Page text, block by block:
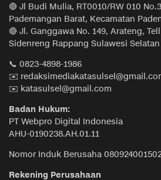
🔴 Jl Budi Mulia, RT0010/RW 010
Pademangan Barat, Kecamatan
🔴 Jl. Ganggawa No. 149, Arateng,
Sidenreng Rappang Sulawesi Selatan
📞 0823-4898-1986
✉️
✉️ katasulsel@gmail.com
Badan Hukum:
PT Webpro Digital Indonesia
AHU-0190238.AH.01.11
Nomor Induk Berusaha
Rekening Perusahaan